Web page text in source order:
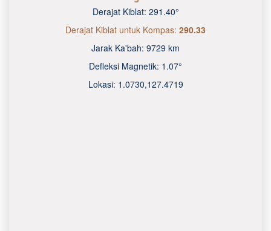
Derajat Kiblat: 291.40°
Derajat Kiblat untuk Kompas: 290.33
Jarak Ka'bah: 9729 km
Defleksi Magnetik: 1.07°
Lokasi: 1.0730,127.4720